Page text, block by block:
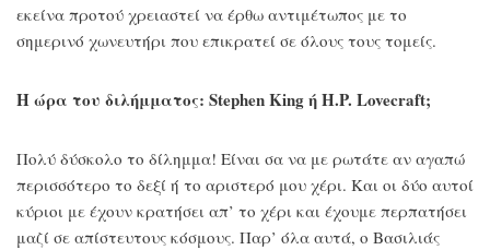
εκείνα προτού χρειαστεί να έρθω αντιμέτωπος με το
σημερινό χωνευτήρι που επικρατεί σε όλους τους τομείς.
Η ώρα του διλήμματος: Stephen King ή H.P. Lovecraft;
Πολύ δύσκολο το δίλημμα! Είναι σα να με ρωτάτε αν αγαπώ
περισσότερο το δεξί ή το αριστερό μου χέρι. Και οι δύο αυτοί
κύριοι με έχουν κρατήσει απ’ το χέρι και έχουμε περπατήσει
μαζί σε απίστευτους κόσμους. Παρ’ όλα αυτά, ο Βασιλιάς